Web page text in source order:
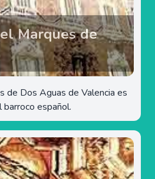
Marques de
de Dos Aguas de Valencia es
barroco español.